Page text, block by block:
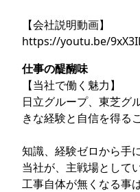
【会社説明動画】
https://youtu.be/
仕事の醍醐味
【当社で働く魅力】
日立グループ、東芝グ
きな経験と自信を得る
知識、経験ゼロから手
当社が、主戦場として
工事自体が無くなる事